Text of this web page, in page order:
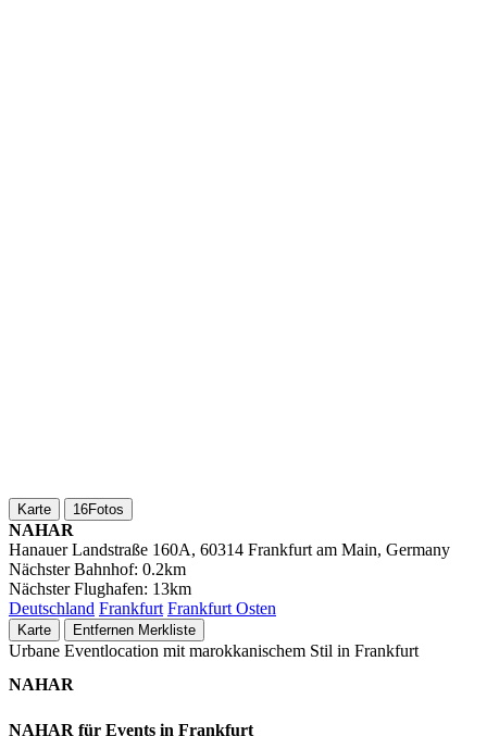
Karte 16Fotos
NAHAR
Hanauer Landstraße 160A, 60314 Frankfurt am Main, Germany
Nächster Bahnhof: 0.2km
Nächster Flughafen: 13km
Deutschland Frankfurt Frankfurt Osten
Karte Entfernen Merkliste
Urbane Eventlocation mit marokkanischem Stil in Frankfurt
NAHAR
NAHAR für Events in Frankfurt